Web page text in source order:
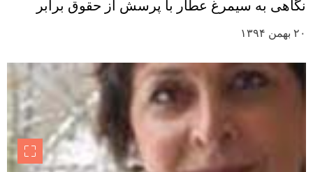
نگاهی به سیمرغ عطار با پرسش از حقوق برابر
۲۰ بهمن ۱۳۹۴